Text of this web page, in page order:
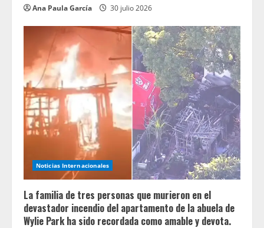
Ana Paula García 30 julio 2026
Noticias Internacionales
La familia de tres personas que murieron en el
devastador incendio del apartamento de la abuela de
Wylie Park ha sido recordada como amable y devota.